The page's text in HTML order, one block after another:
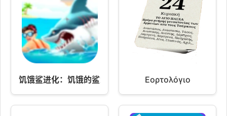
饥饿鲨进化：饥饿的鲨鱼 v2.43 Εορτολόγιο